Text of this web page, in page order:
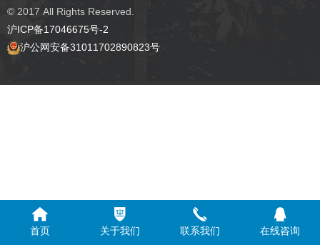
© 2017 All Rights Reserved.
沪ICP备17046675号-2
沪公网安备31011702890823号
首页 关于我们 联系我们 在线咨询